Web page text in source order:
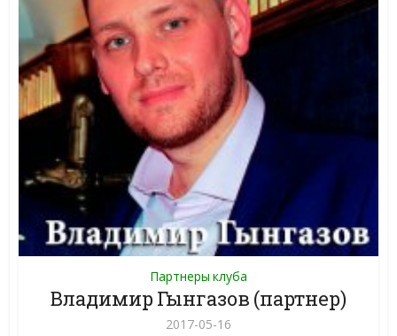
Партнеры клуба
Владимир Гынгазов (партнер)
2017-05-16